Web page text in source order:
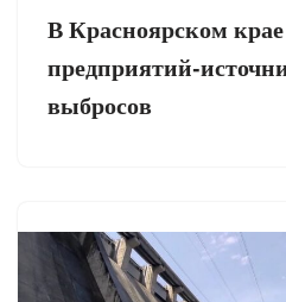
В Красноярском
предприятий-
выбросов